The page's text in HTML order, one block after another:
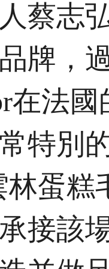
蔡志
牌，
在法
特別
林蛋
接該